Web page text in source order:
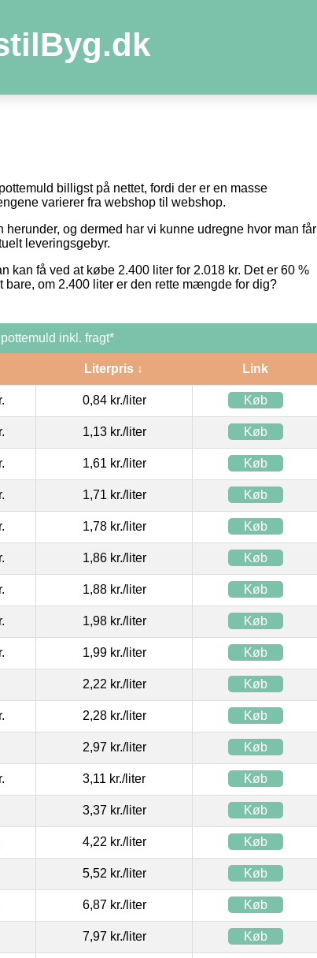
billigst på nettet, fordi der er en masse
varierer fra webshop til webshop.
og dermed har vi kunne udregne hvor man får
leveringsgebyr.
kan få ved at købe 2.400 liter for 2.018 kr. Det er 60 %
om 2.400 liter er den rette mængde for dig?
inkl. fragt*
Literpris ↓ Link
0,84 kr./liter Køb
1,13 kr./liter Køb
1,61 kr./liter Køb
1,71 kr./liter Køb
1,78 kr./liter Køb
1,86 kr./liter Køb
1,88 kr./liter Køb
1,98 kr./liter Køb
1,99 kr./liter Køb
2,22 kr./liter Køb
2,28 kr./liter Køb
2,97 kr./liter Køb
3,11 kr./liter Køb
3,37 kr./liter Køb
4,22 kr./liter Køb
5,52 kr./liter Køb
6,87 kr./liter Køb
7,97 kr./liter Køb